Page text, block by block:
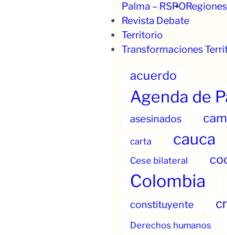
Palma – RSPORegiones
Revista Debate
Territorio
Transformaciones
acuerdo
Agenda de
asesinados
carta cauca
Cese bilateral
Colombia
constituyente
Derechos humanos